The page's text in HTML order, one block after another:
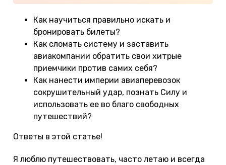
Как научиться правильно искать и
бронировать билеты?
Как сломать систему и заставить
авиакомпании обратить свои хитрые
приемчики против самих себя?
Как нанести империи авиаперевозок
сокрушительный удар, познать Силу и
использовать ее во благо свободных
путешествий?
Ответы в этой статье!
Я люблю путешествовать, часто летаю и всегда